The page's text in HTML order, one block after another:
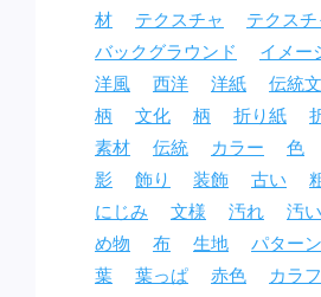
材
テクスチャ テクスチ
バックグラウンド
イメー
洋風
西洋 洋紙 伝統
柄
文化 柄 折り紙
素材
伝統 カラー 色
影
飾り 装飾 古い
にじみ
文様 汚れ 汚い
め物
布 生地 パターン
葉
葉っぱ 赤色 カラ